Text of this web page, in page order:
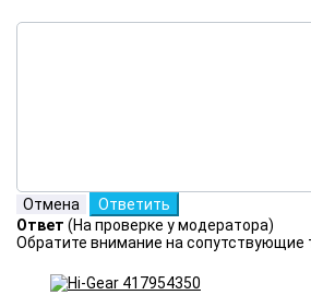
Ответ (На проверке у модератора)
Обратите внимание на сопутствующие